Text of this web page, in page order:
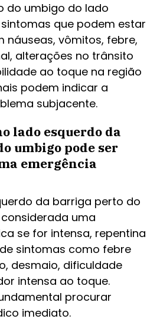
do umbigo do lado
que podem estar
náuseas, vômitos, febre,
alterações no trânsito
ao toque na região
podem indicar a
subjacente.
lado esquerdo da
umbigo pode ser
emergência
da barriga perto do
uma
se for intensa, repentina
sintomas como febre
desmaio, dificuldade
intensa ao toque.
procurar
imediato.